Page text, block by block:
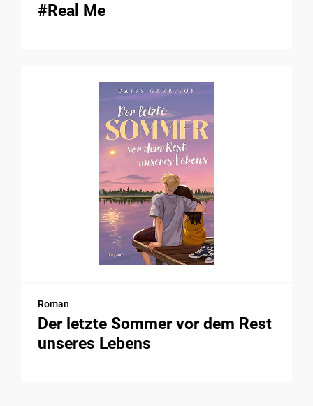
#Real Me
Roman
Der letzte Sommer vor dem Rest
unseres Lebens